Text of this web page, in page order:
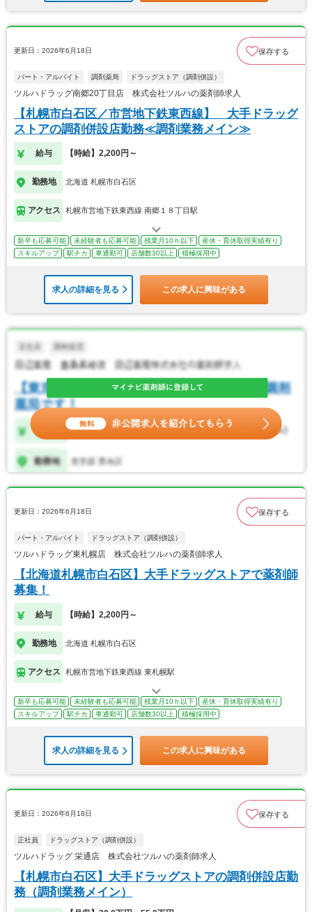
更新日：2026年6月18日 保存する
パート・アルバイト 調剤薬局 ドラッグストア（調剤併設）
ツルハドラッグ南郷20丁目店 株式会社ツルハの薬剤師求人
【札幌市白石区／市営地下鉄東西線】 大手ドラッグ
ストアの調剤併設店勤務≪調剤業務メイン≫
給与 【時給】2,200円～
勤務地 北海道 札幌市白石区
アクセス 札幌市営地下鉄東西線 南郷１８丁目駅
新卒も応募可能 未経験者も応募可能 残業月10ｈ以下
産休・育休取得実績有り
スキルアップ
駅チカ 車通勤可 店舗数30以上 積極採用中
求人の詳細を見る この求人に興味がある
更新日：2026年6月18日 保存する
パート・アルバイト ドラッグストア（調剤併設）
ツルハドラッグ東札幌店 株式会社ツルハの薬剤師求人
【北海道札幌市白石区】大手ドラッグストアで薬剤師
募集！
給与 【時給】2,200円～
勤務地 北海道 札幌市白石区
アクセス 札幌市営地下鉄東西線 東札幌駅
新卒も応募可能 未経験者も応募可能 残業月10ｈ以下
産休・育休取得実績有り
スキルアップ
駅チカ 車通勤可 店舗数30以上 積極採用中
求人の詳細を見る この求人に興味がある
更新日：2026年6月18日 保存する
正社員 ドラッグストア（調剤併設）
ツルハドラッグ 栄通店 株式会社ツルハの薬剤師求人
【札幌市白石区】大手ドラッグストアの調剤併設店勤
務（調剤業務メイン）